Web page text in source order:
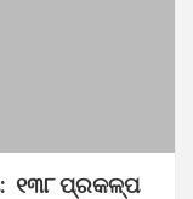
୧୩୮ ପ୍ରକଳ୍ପ